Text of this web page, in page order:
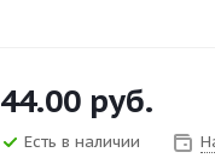
44.00 руб.
Есть в наличии